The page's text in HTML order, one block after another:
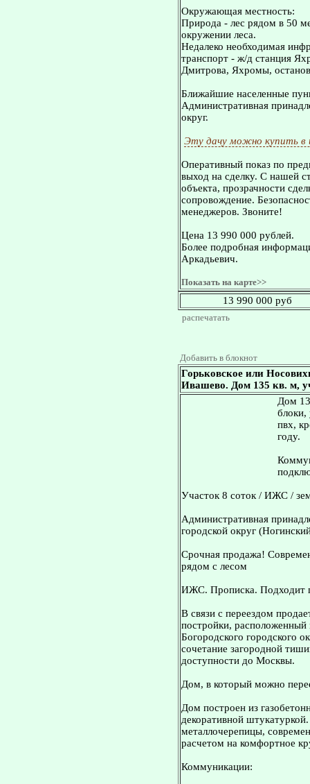
Окружающая местность:
Природа - лес рядом в 50
окружении леса.
Недалеко необходимая
транспорт - ж/д станция
Дмитрова, Яхромы,
Ближайшие населенные
Административная
округ.
Эту дачу можно купить в
Оперативный показ по
выход на сделку. С нашей
объекта, прозрачности
сопровождение.
менеджеров. Звоните!
Цена 13 990 000 рублей.
Более подробная
Аркадьевич.
Показать на карте>>
13 990 000 руб
распечатать
Добавить в блокнот
Горьковское или
Ивашево. Дом 135 кв. м,
Дом
блоки,
пвх,
году.
Участок 8 соток / ИЖС /
Административная
городской округ
Срочная продажа!
рядом с лесом
ИЖС. Прописка. Подходит
В связи с переездом
постройки, расположенный
Богородского городского
сочетание загородной
доступности до Москвы.
Дом, в который можно
Дом построен из
декоративной
металлочерепицы,
расчетом на комфортное
Коммуникации: